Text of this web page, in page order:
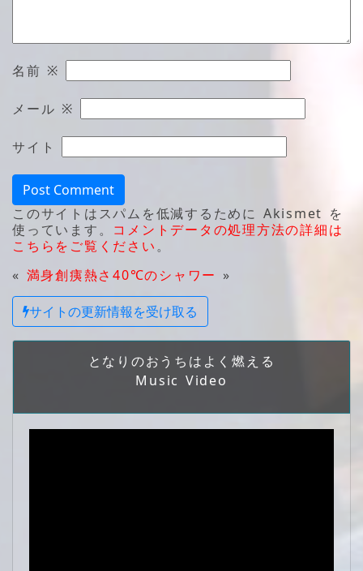
名前 ※
メール ※
サイト
このサイトはスパムを低減するために Akismet を
使っています。 コメントデータの処理方法の詳細は
こちらをご覧ください。
« 満身創痍熱さ40℃のシャワー »
サイトの更新情報を受け取る
となりのおうちはよく燃える
Music Video